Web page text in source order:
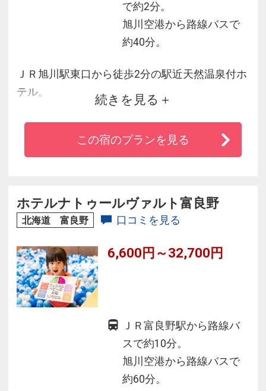
で約2分。
旭川空港から路線バスで
約40分。
ＪＲ旭川駅東口から徒歩2分の駅近天然温泉付ホ
テル。
天然温泉「みなぴりかの湯」は宿泊のお客様は
無料でご利用いただけます。
客室は全室禁煙、様々なニーズにお応えする客
続きを見る
この宿のプランを見る
ホテルナトゥールヴァルト富良野
北海道 富良野 口コミを見る
6,600円～32,700円
ＪＲ富良野駅から路線バ
スで約10分。
旭川空港から路線バスで
約60分。